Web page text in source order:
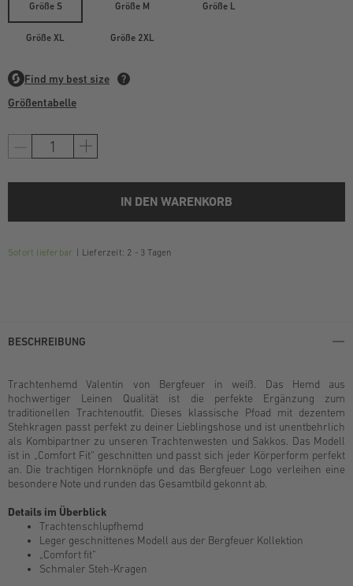
Größe S Größe M Größe L
Größe XL Größe 2XL
Größentabelle
IN DEN WARENKORB
Sofort lieferbar Lieferzeit: 2 - 3 Tagen
BESCHREIBUNG
Trachtenhemd Valentin von Bergfeuer in weiß. Das Hemd aus
hochwertiger Leinen Qualität ist die perfekte Ergänzung zum
traditionellen Trachtenoutfit. Dieses klassische Pfoad mit dezentem
Stehkragen passt perfekt zu deiner Lieblingshose und ist unentbehrlich
als Kombipartner zu unseren Trachtenwesten und Sakkos. Das Modell
ist in „Comfort Fit“ geschnitten und passt sich jeder Körperform perfekt
an. Die trachtigen Hornknöpfe und das Bergfeuer Logo verleihen eine
besondere Note und runden das Gesamtbild gekonnt ab.
Details im Überblick
Trachtenschlupfhemd
Leger geschnittenes Modell aus der Bergfeuer Kollektion
„Comfort fit“
Schmaler Steh-Kragen